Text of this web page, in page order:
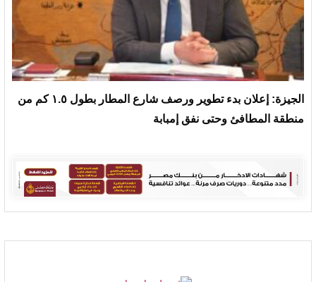
الجيزة: إعلان بدء تطوير ورصف شارع المطار بطول ١.٥ كم من
منطقة المطافئ وحتى نفق إمبابة